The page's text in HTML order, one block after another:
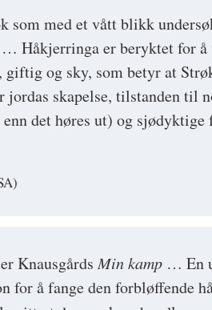
som med et vått blikk
Håkjerringa er beryktet for
og sky, som betyr at
jordas skapelse, tilstanden til
enn det høres ut) og
KnausgårdsMin kamp … En
for å fange den forbløffende